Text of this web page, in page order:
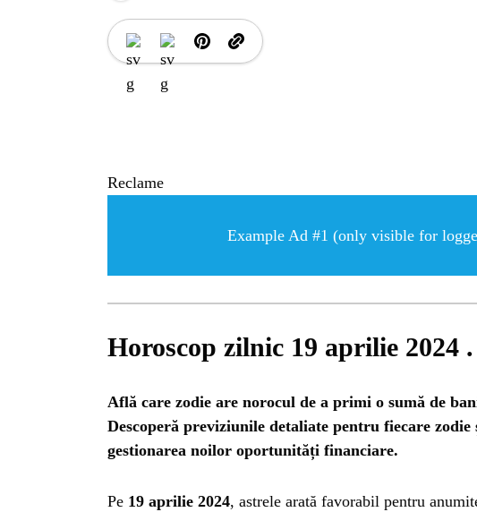
Reclame
Example Ad #1 (only visible for
Horoscop zilnic 19 aprilie 2024 .
Află care zodie are norocul de a primi o sumă de
Descoperă previziunile detaliate pentru fiecare
gestionarea noilor oportunități financiare.
Pe 19 aprilie 2024, astrele arată favorabil pentru